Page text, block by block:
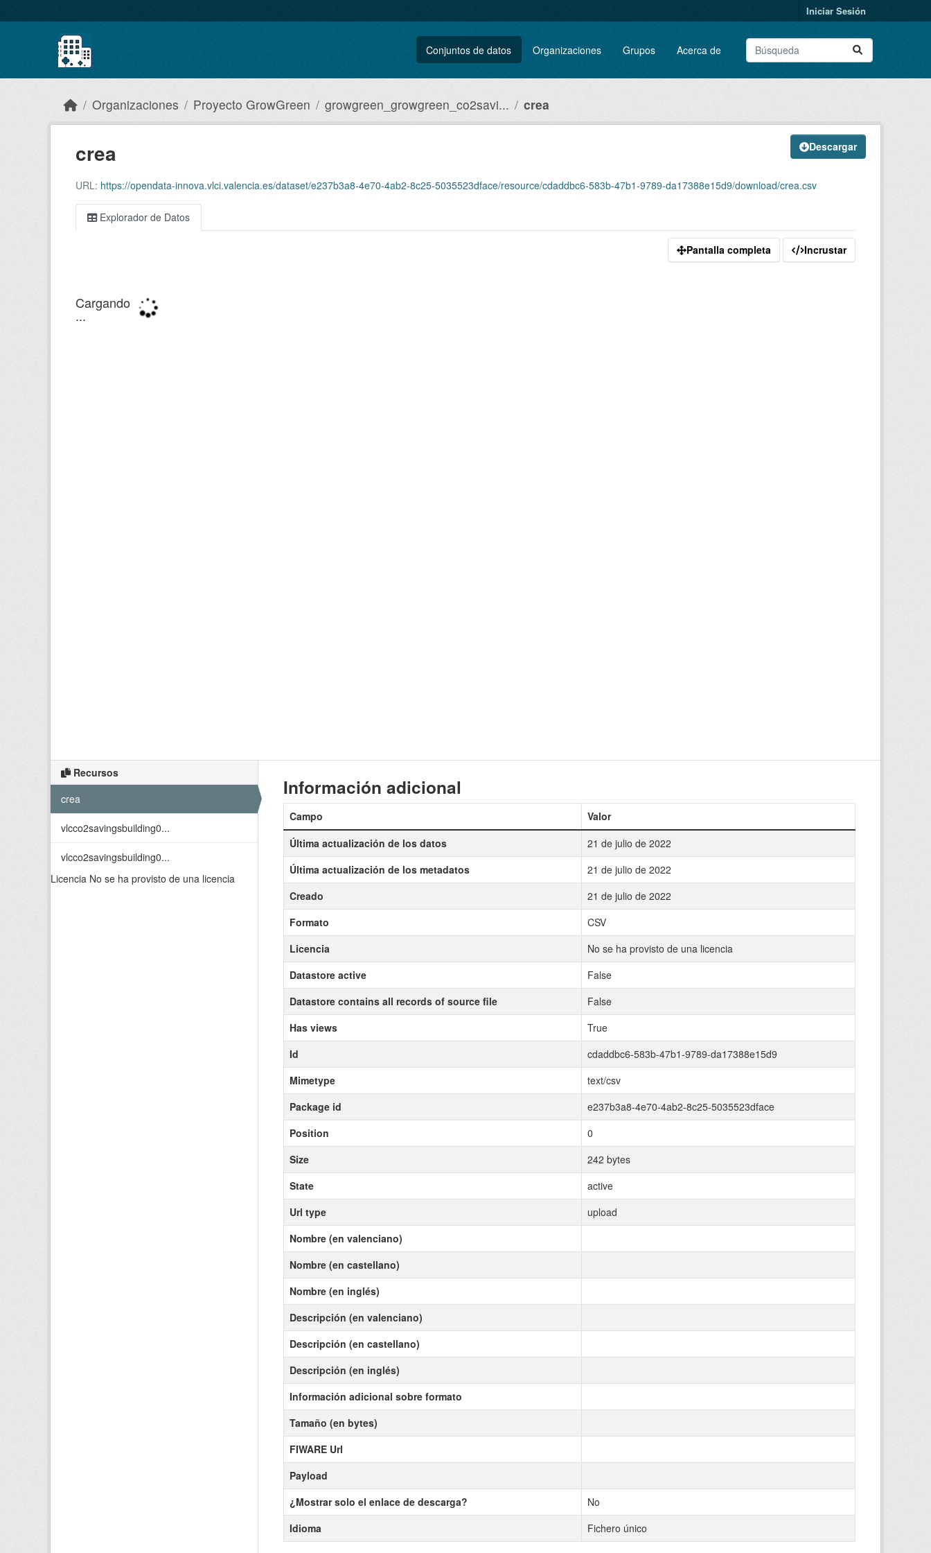
Iniciar Sesión
Conjuntos de datos Organizaciones Grupos Acerca de
Organizaciones Proyecto GrowGreen growgreen_growgreen_co2savi... crea
Descargar
crea
URL: https://opendata-innova.vlci.valencia.es/dataset/e237b3a8-4e70-4ab2-8c25-5035523dface/resource/cdaddbc6-583b-47b1-9789-da17388e15d9/download/crea.csv
Explorador de Datos
Pantalla completa Incrustar
Recursos
crea
vlcco2savingsbuilding0...
vlcco2savingsbuilding0...
Licencia No se ha provisto de una licencia
Información adicional
Campo
Valor
Última actualización de los datos
21 de julio de 2022
Última actualización de los metadatos
21 de julio de 2022
Creado
21 de julio de 2022
Formato
CSV
Licencia
No se ha provisto de una licencia
Datastore active
False
Datastore contains all records of source file
False
Has views
True
Id
cdaddbc6-583b-47b1-9789-da17388e15d9
Mimetype
text/csv
Package id
e237b3a8-4e70-4ab2-8c25-5035523dface
Position
0
Size
242 bytes
State
active
Url type
upload
Nombre (en valenciano)
Nombre (en castellano)
Nombre (en inglés)
Descripción (en valenciano)
Descripción (en castellano)
Descripción (en inglés)
Información adicional sobre formato
Tamaño (en bytes)
FIWARE Url
Payload
¿Mostrar solo el enlace de descarga?
No
Idioma
Fichero único